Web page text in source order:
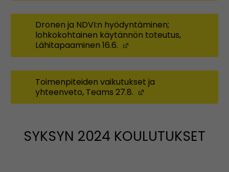
Dronen ja NDVI:n hyödyntäminen;
lohkokohtainen käytännön toteutus,
Lähitapaaminen 16.6.
Toimenpiteiden vaikutukset ja
yhteenveto, Teams 27.8.
SYKSYN 2024 KOULUTUKSET